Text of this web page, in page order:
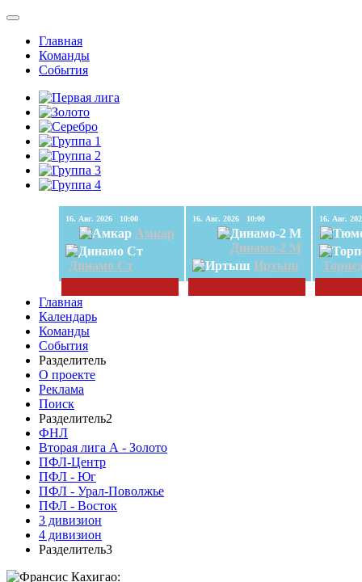
Главная
Команды
События
16. Авг. 2026 10:00
Амкар
Динамо Ст
16. Авг. 2026 10:00
Динамо-2 М
Иртыш
Главная
Календарь
Команды
События
Разделитель
О проекте
Реклама
Поиск
Разделитель2
ФНЛ
Вторая лига А - Золото
ПФЛ-Центр
ПФЛ - Юг
ПФЛ - Урал-Поволжье
ПФЛ - Восток
3 дивизион
4 дивизион
Разделитель3